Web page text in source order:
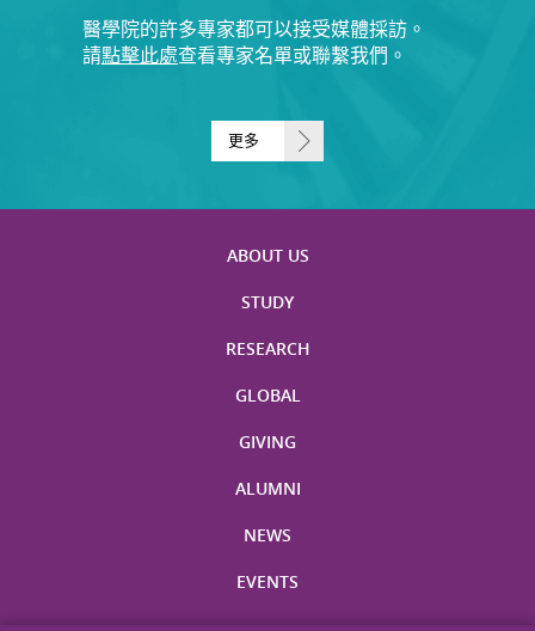
醫學院的許多專家都可以接受媒體採訪。
請點擊此處查看專家名單或聯繫我們。
更多
ABOUT US
STUDY
RESEARCH
GLOBAL
GIVING
ALUMNI
NEWS
EVENTS